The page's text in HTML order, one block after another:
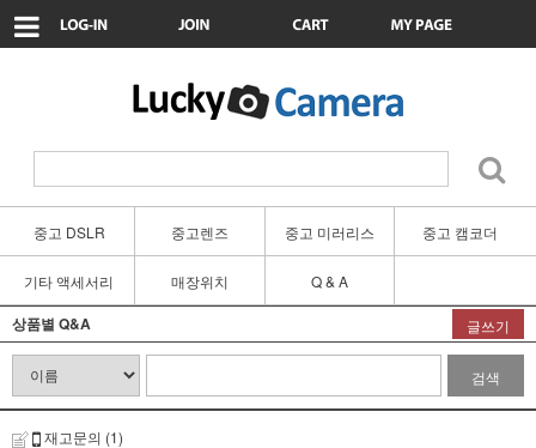
중고 DSLR 중고렌즈 중고 미러리스 중고 캠코더
기타 액세서리 매장위치 Q & A
상품별 Q&A 글쓰기
검색
재고문의 (1)